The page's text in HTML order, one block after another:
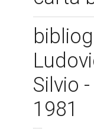
Silvio
1981